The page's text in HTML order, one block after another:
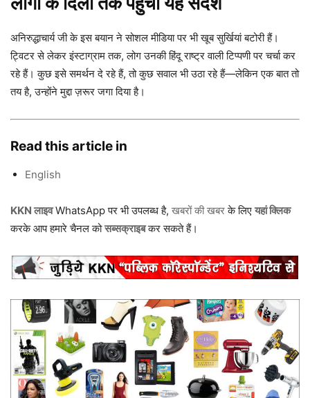
अनिरुद्धाचार्य जी के इस बयान ने सोशल मीडिया पर भी खूब सुर्खियां बटोरी हैं।
ट्विटर से लेकर इंस्टाग्राम तक, लोग उनकी हिंदू राष्ट्र वाली टिप्पणी पर चर्चा कर
रहे हैं। कुछ इसे समर्थन दे रहे हैं, तो कुछ सवाल भी उठा रहे हैं—लेकिन एक बात तो
तय है, उन्होंने मुद्दा ज़रूर जगा दिया है।
Read this article in
English
KKN लाइवWhatsApp पर भी उपलब्ध है, खबरों की खबरके लिए यहां क्लिक
करके आप हमारे चैनल कोसब्सक्राइबकर सकते हैं।